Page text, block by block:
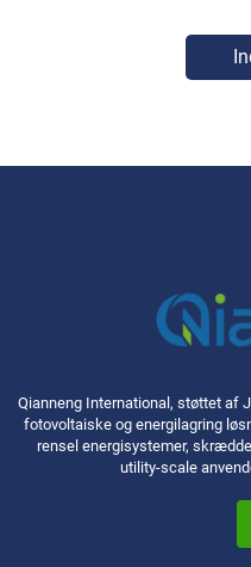
Qianneng International, støttet af
fotovoltaiske og energilagring
rensel energisystemer,
utility-scale